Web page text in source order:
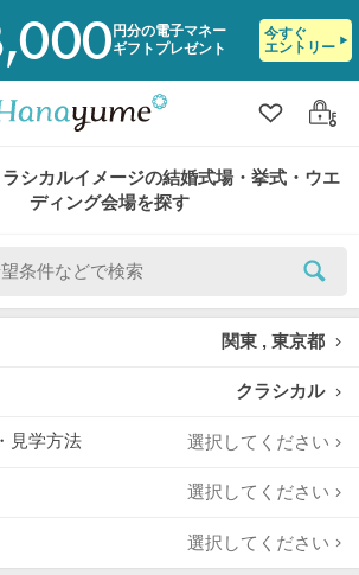
円分の電子マネー
ギフトプレゼント
今すぐ
エントリー
クリップ
ログ
シカルイメージの結婚式場・挙式・ウエ
ディング会場を探す
関東 , 東京都
クラシカル
見学方法 選択してください
選択してください
選択してください